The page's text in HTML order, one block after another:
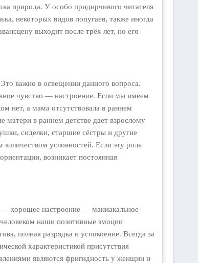
природа. У особо придирчивого читателя
некоторых видов попугаев, также иногда
выходит после трёх лет, но его
важно в освещении данного вопроса.
чувство — настроение. Если мы имеем
нет, а мама отсутствовала в раннем
в раннем детстве дает взрослому
сиделки, старшие сёстры и другие
условностей. Если эту роль
возникает постоянная
— хорошее настроение — маниакальное
наши позитивные эмоции
полная разрядка и успокоение. Всегда за
характеристикой присутствия
являются фригидность у женщин и